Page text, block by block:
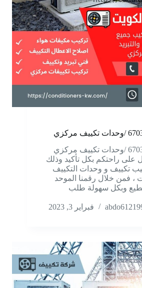
تركيب تكييف / 67033718 /وحدات تكييف مركزي
على راحتكم بكل تأكيد وذلك
تكييف و وحدات التكييف
، فمن خلال رقمنا الموحد
تستطيع وبكل سهولة طلب
فبراير 3, 2023